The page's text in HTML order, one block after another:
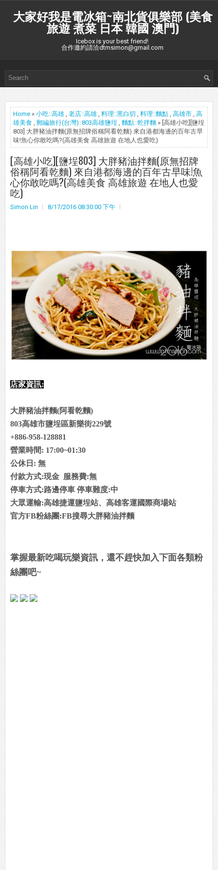
大家好我是電冰箱~南北貨俱樂部 (美食
旅遊 煮菜 日本 韓國 澳門)
Icebox is your best friend!
合作邀約請洽dtmsimon@gmail.com
Home » 小吃::高雄 , 老店::高雄 , 料理::黑白切 , 料理::麵點 , 高雄市 , 高
雄美食 , 郵編旅行(台灣)::803高雄鹽埕 , 麵點::乾拌麵 » [高雄小吃][鹽埕
803] 大胖豬油拌麵(原無招牌俗稱阿看乾麵) 來自港都海邊的百年古早
味!魚心你敢吃嗎?(高雄美食 高雄旅遊 在地人也愛吃)
[高雄小吃][鹽埕803] 大胖豬油拌麵(原無招牌
俗稱阿看乾麵) 來自港都海邊的百年古早味!魚
心你敢吃嗎?(高雄美食 高雄旅遊 在地人也愛
吃)
Simon Lin 8/17/2016 08:30:00 下午
店家資訊:
大胖豬油拌麵(阿看乾麵)
803高雄市鹽埕區新樂街229號
+886-958-128881
營業時間: 17:00~01:30
公休日: 無
付款方式:現金 服務費:無
停車方式:路邊停車 停車難度:中
大眾運輸:高雄捷運鹽埕站、高雄客運國際商場站
官方FB粉絲團:FB搜尋大胖豬油拌麵
掌握最新吃喝玩樂資訊，還不趕快加入下面各類粉
絲團吧~